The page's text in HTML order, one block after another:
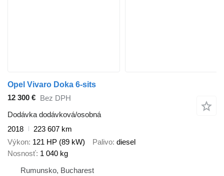
Opel Vivaro Doka 6-sits
12 300 € Bez DPH
Dodávka dodávková/osobná
2018
223 607 km
Výkon 121 HP (89 kW) Palivo diesel
Nosnosť 1 040 kg
Rumunsko, Bucharest